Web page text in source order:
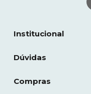
Institucional
Dúvidas
Compras